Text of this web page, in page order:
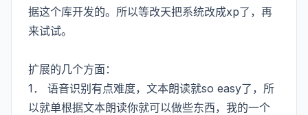
据这个库开发的。所以等改天把系统改成xp了，再
来试试。
扩展的几个方面：
1． 语音识别有点难度，文本朗读就so easy了，所
以就单根据文本朗读你就可以做些东西，我的一个